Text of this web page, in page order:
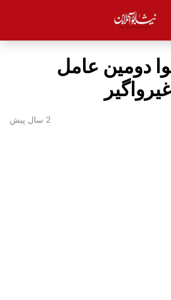
دومین عامل
2 سال پیش